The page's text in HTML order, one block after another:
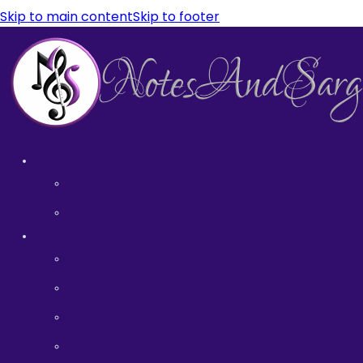
Skip to main contentSkip to footer